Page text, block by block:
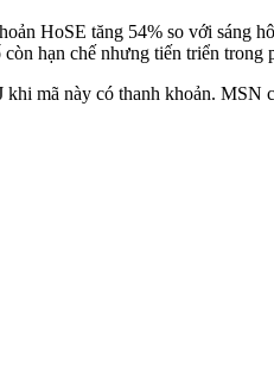
HoSE tăng 54% so với sáng
hạn chế nhưng tiến triển trong
mã này có thanh khoản.